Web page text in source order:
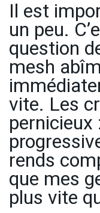
Il est
un peu.
question
mesh
vite. Les
rends
que mes
plus vite